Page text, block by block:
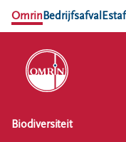
OmrinBedrijfsafval
NL EN
Biodiversiteit